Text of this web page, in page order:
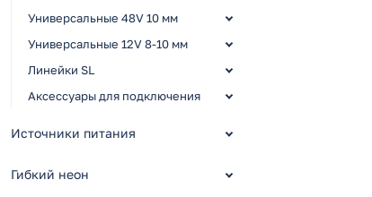
Универсальные 48V 10 мм
Универсальные 12V 8-10 мм
Линейки SL
Аксессуары для подключения
Источники питания
Гибкий неон